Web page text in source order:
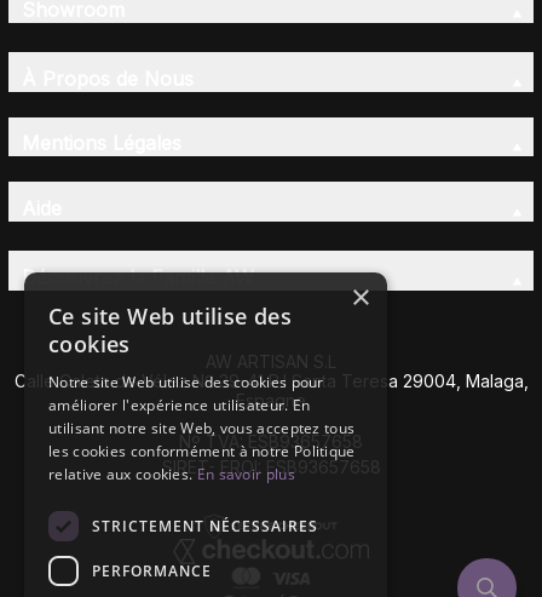
Découvrez la Famille AW
AW ARTISAN S.L
Calle Caleta de Vélez Nº 39-41 P.I Santa Teresa 29004, Malaga,
Espagne
Nº TVA: ESB93657658
SIRET- EROI: ESB93657658
×
Ce site Web utilise des
cookies
Notre site Web utilise des cookies pour
améliorer l'expérience utilisateur. En
utilisant notre site Web, vous acceptez tous
les cookies conformément à notre Politique
relative aux cookies.En savoir plus
STRICTEMENT NÉCESSAIRES
PERFORMANCE